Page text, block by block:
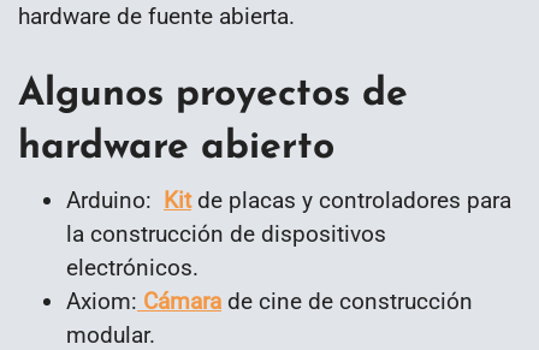
hardware de fuente abierta.
Algunos proyectos de
hardware abierto
Arduino: Kitde placas y controladores para
la construcción de dispositivos
electrónicos.
Axiom: Cámara de cine de construcción
modular.